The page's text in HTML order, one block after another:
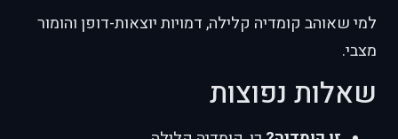
למי שאוהב קומדיה קלילה, דמויות יוצאות-דופן והומור
מצבי.
שאלות נפוצות